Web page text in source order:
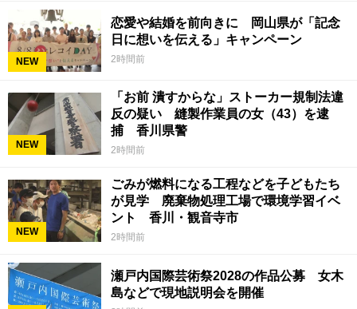
NEW
恋愛や結婚を前向きに 岡山県が「記念
日に想いを伝える」キャンペーン
2時間前
NEW
「お前 潰すからな」ストーカー規制法違
反の疑い 縫製作業員の女（43）を逮
捕 香川県警
2時間前
NEW
ごみが燃料になる工程などを子どもたち
が見学 廃棄物処理工場で環境学習イベ
ント 香川・観音寺市
2時間前
瀬戸内国際芸術祭2028の作品公募 女木
島などで現地説明会を開催